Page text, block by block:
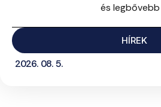
és legbővebb
HÍREK
2026. 08. 5.